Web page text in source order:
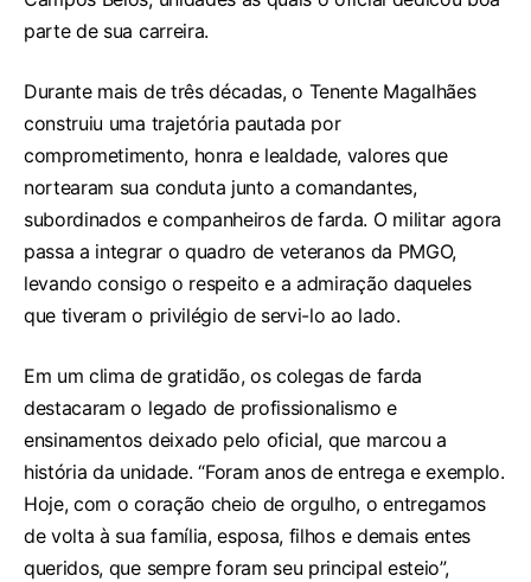
parte de sua carreira.
Durante mais de três décadas, o Tenente Magalhães
construiu uma trajetória pautada por
comprometimento, honra e lealdade, valores que
nortearam sua conduta junto a comandantes,
subordinados e companheiros de farda. O militar agora
passa a integrar o quadro de veteranos da PMGO,
levando consigo o respeito e a admiração daqueles
que tiveram o privilégio de servi-lo ao lado.
Em um clima de gratidão, os colegas de farda
destacaram o legado de profissionalismo e
ensinamentos deixado pelo oficial, que marcou a
história da unidade. “Foram anos de entrega e exemplo.
Hoje, com o coração cheio de orgulho, o entregamos
de volta à sua família, esposa, filhos e demais entes
queridos, que sempre foram seu principal esteio”,